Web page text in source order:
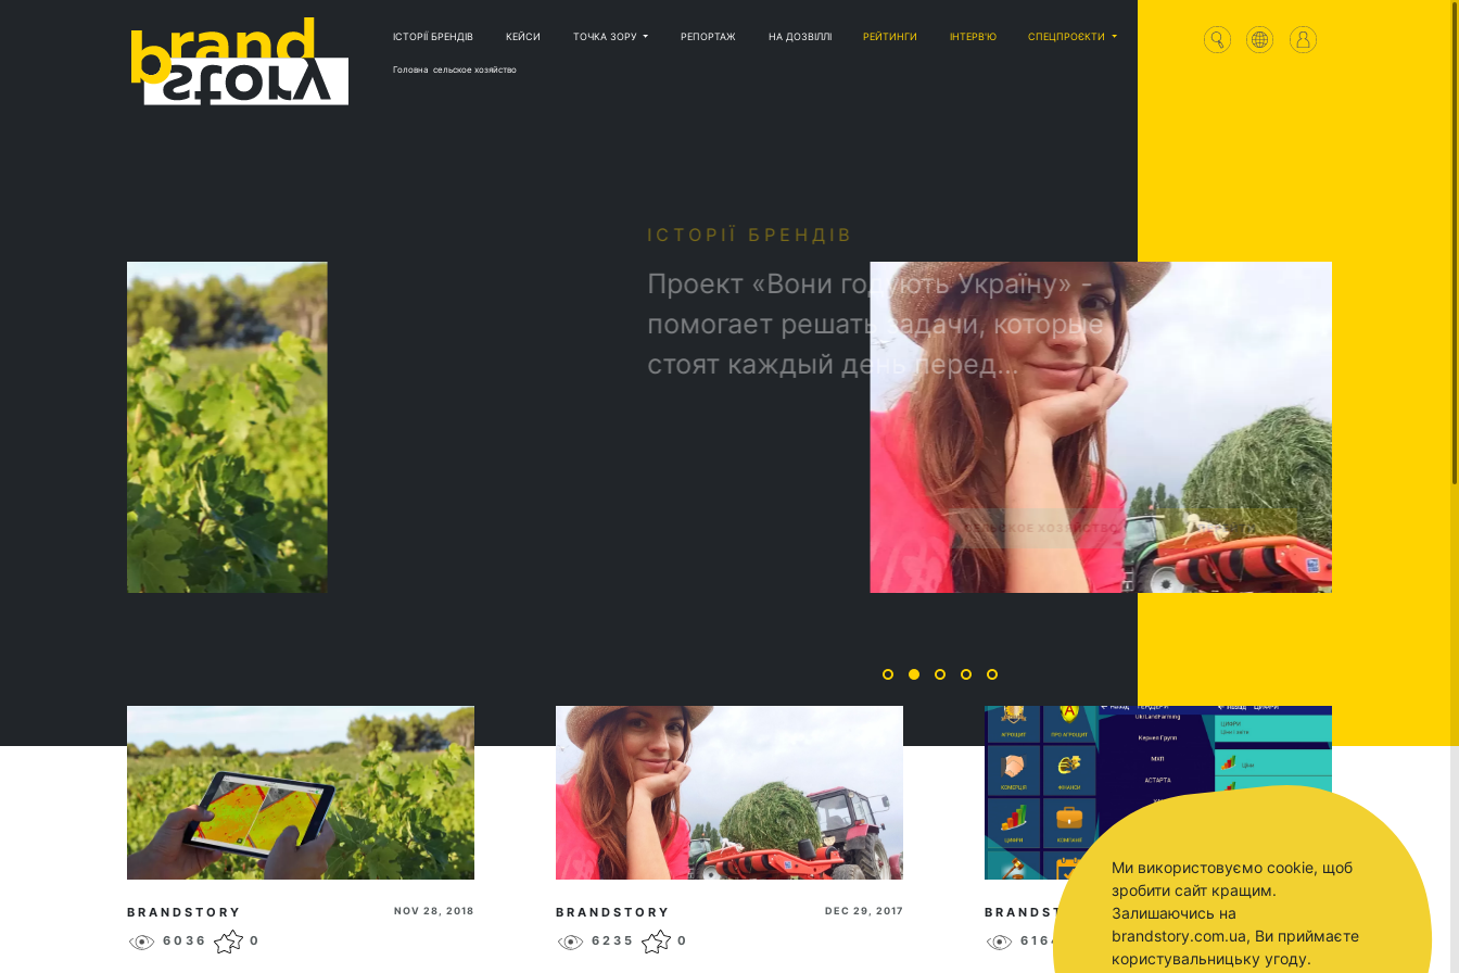
ІСТОРІЇ БРЕНДІВ КЕЙСИ ТОЧКА ЗОРУ РЕПОРТАЖ НА ДОЗВІЛЛІ РЕЙТИНГИ ІНТЕРВ'Ю СПЕЦПРОЄКТИ
Головна сельское хозяйство
Проект «Вони годують Україну» -
помогает решать задачи, которые
стоят каждый день перед
BRANDSTORY NOV 28, 2018
6036 0
BRANDSTORY DEC 29, 2017
6235 0
BRANDSTORY
6164 0
Ми використовуємо cookie, щоб
зробити сайт кращим.
Залишаючись на
brandstory.com.ua, Ви приймаєте
користувальницьку угоду.